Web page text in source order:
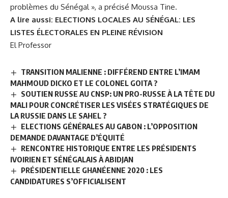
problèmes du Sénégal », a précisé Moussa Tine.
A lire aussi: ELECTIONS LOCALES AU SÉNÉGAL: LES
LISTES ÉLECTORALES EN PLEINE RÉVISION
El Professor
TRANSITION MALIENNE : DIFFÉREND ENTRE L’IMAM
MAHMOUD DICKO ET LE COLONEL GOITA ?
SOUTIEN RUSSE AU CNSP: UN PRO-RUSSE À LA TÊTE DU
MALI POUR CONCRÉTISER LES VISÉES STRATÉGIQUES DE
LA RUSSIE DANS LE SAHEL ?
ELECTIONS GÉNÉRALES AU GABON : L’OPPOSITION
DEMANDE DAVANTAGE D’ÉQUITÉ
RENCONTRE HISTORIQUE ENTRE LES PRÉSIDENTS
IVOIRIEN ET SÉNÉGALAIS À ABIDJAN
PRÉSIDENTIELLE GHANÉENNE 2020 : LES
CANDIDATURES S’OFFICIALISENT